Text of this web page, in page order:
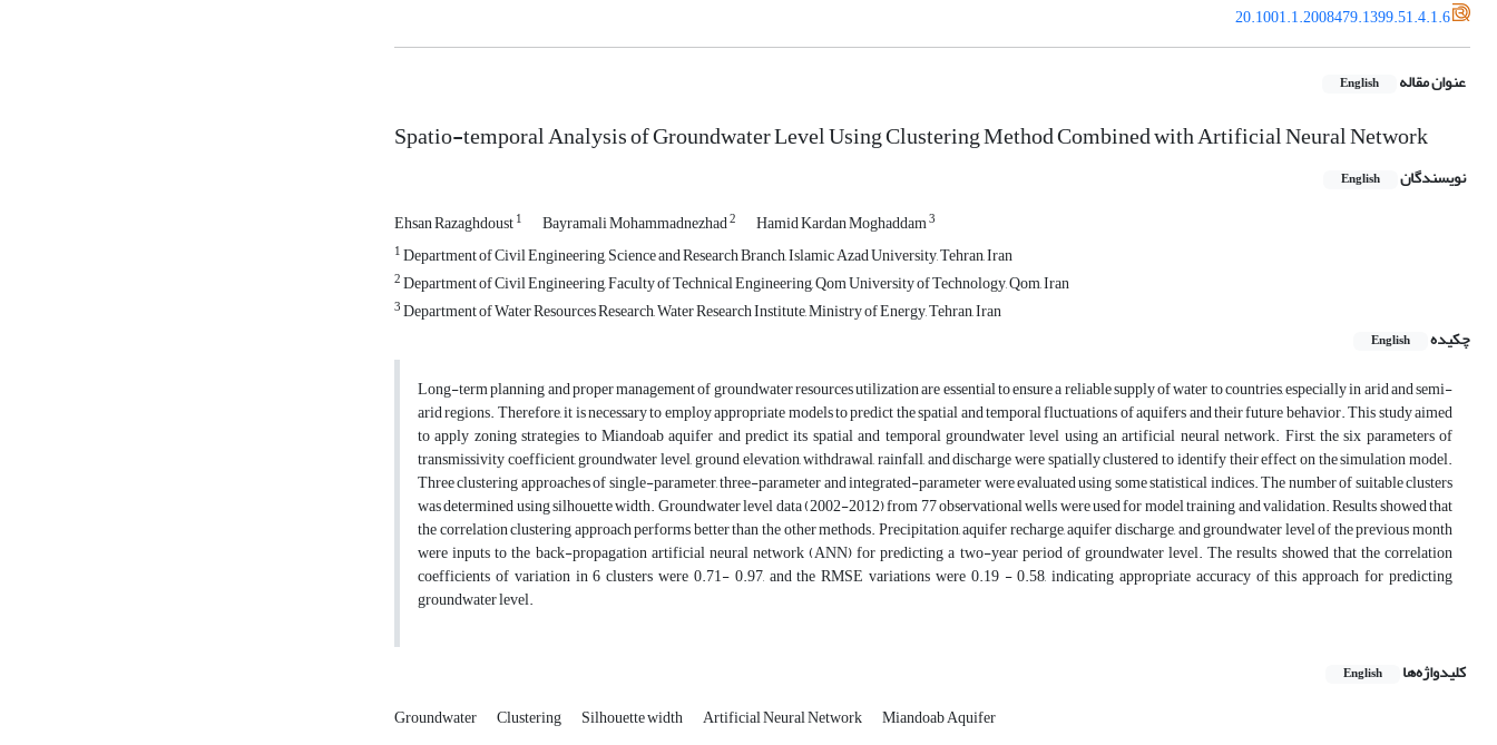
20.1001.1.2008479.1399.51.4.1.6
عنوان مقاله English
Spatio-temporal Analysis of Groundwater Level Using Clustering Method Combined with Artificial Neural Network
نویسندگان English
Ehsan Razaghdoust1 Bayramali Mohammadnezhad2 Hamid Kardan Moghaddam3
1Department of Civil Engineering, Science and Research Branch, Islamic Azad University, Tehran, Iran
2Department of Civil Engineering, Faculty of Technical Engineering, Qom University of Technology, Qom, Iran
3Department of Water Resources Research, Water Research Institute, Ministry of Energy, Tehran, Iran
چکیده
English
Long-term planning and proper management of groundwater resources utilization are essential to ensure a reliable supply of water to countries, especially in arid and semi-
arid regions. Therefore, it is necessary to employ appropriate models to predict the spatial and temporal fluctuations of aquifers and their future behavior. This study aimed
to apply zoning strategies to Miandoab aquifer and predict its spatial and temporal groundwater level using an artificial neural network. First, the six parameters of
transmissivity coefficient, groundwater level, ground elevation, withdrawal, rainfall, and discharge were spatially clustered to identify their effect on the simulation model.
Three clustering approaches of single-parameter, three-parameter and integrated-parameter were evaluated using some statistical indices. The number of suitable clusters
was determined using silhouette width. Groundwater level data (2002-2012) from 77 observational wells were used for model training and validation. Results showed that
the correlation clustering approach performs better than the other methods. Precipitation, aquifer recharge, aquifer discharge, and groundwater level of the previous month
were inputs to the back-propagation artificial neural network (ANN) for predicting a two-year period of groundwater level. The results showed that the correlation
coefficients of variation in 6 clusters were 0.71- 0.97, and the RMSE variations were 0.19 - 0.58, indicating appropriate accuracy of this approach for predicting
groundwater level.
کلیدواژه‌ها English
Groundwater Clustering Silhouette width Artificial Neural Network Miandoab Aquifer